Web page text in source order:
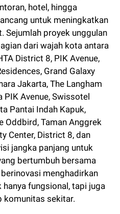
hotel, hingga
untuk meningkatkan
Sejumlah proyek unggulan
dari wajah kota antara
District 8, PIK Avenue,
Grand Galaxy
Jakarta, The Langham
Avenue, Swissotel
Pantai Indah Kapuk,
Oddbird, Taman Anggrek
Center, District 8, dan
jangka panjang untuk
bertumbuh bersama
menghadirkan
fungsional, tapi juga
komunitas sekitar.